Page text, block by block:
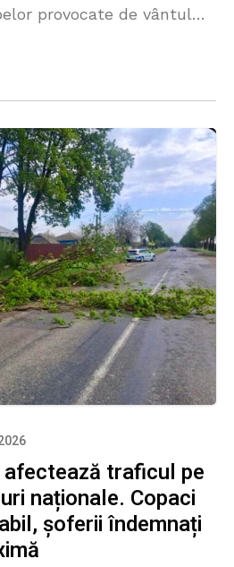
provocate de vântul
traficul pe
naționale. Copaci
șoferii îndemnați